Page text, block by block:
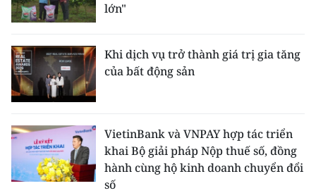
lớn"
Khi dịch vụ trở thành giá trị gia tăng
của bất động sản
VietinBank và VNPAY hợp tác triển
khai Bộ giải pháp Nộp thuế số, đồng
hành cùng hộ kinh doanh chuyển đổi
số